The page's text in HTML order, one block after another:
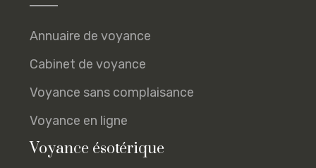
Annuaire de voyance
Cabinet de voyance
Voyance sans complaisance
Voyance en ligne
Voyance ésotérique